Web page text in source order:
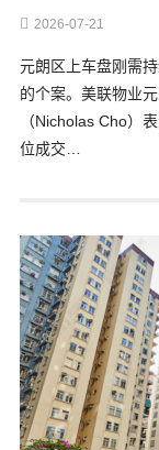
2026-07-21
元朗区上车盘刚需
的个案。美联物业
（Nicholas Cho）
位成交…